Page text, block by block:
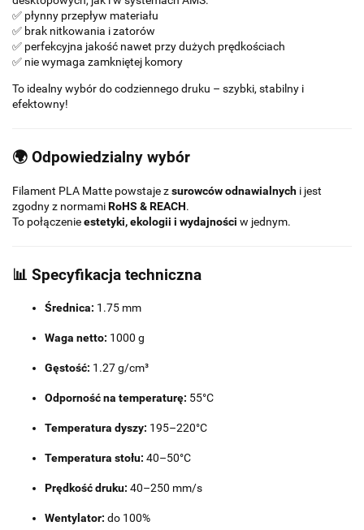
✅ płynny przepływ materiału
✅ brak nitkowania i zatorów
✅ perfekcyjna jakość nawet przy dużych prędkościach
✅ nie wymaga zamkniętej komory
To idealny wybór do codziennego druku – szybki, stabilny i
efektowny!
🌍 Odpowiedzialny wybór
Filament PLA Matte powstaje zsurowców odnawialnych i jest
zgodny z normamiRoHS & REACH.
To połączenieestetyki, ekologii i wydajności w jednym.
📊 Specyfikacja techniczna
Średnica: 1.75 mm
Waga netto: 1000 g
Gęstość: 1.27 g/cm³
Odporność na temperaturę: 55°C
Temperatura dyszy: 195–220°C
Temperatura stołu: 40–50°C
Prędkość druku: 40–250 mm/s
Wentylator: do 100%